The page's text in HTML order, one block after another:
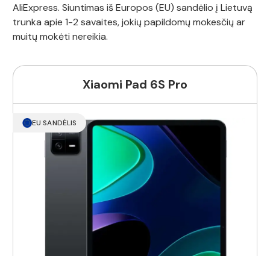
AliExpress. Siuntimas iš Europos (EU) sandėlio į Lietuvą
trunka apie 1-2 savaites, jokių papildomų mokesčių ar
muitų mokėti nereikia.
Xiaomi Pad 6S Pro
EU SANDĖLIS